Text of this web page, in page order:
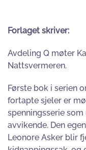
Forlaget skriver:
Avdeling Q møter
Nattsvermeren.
Første bok i serien
fortapte sjeler er
spenningsserie
avvikende. Den
Leonore Asker blir